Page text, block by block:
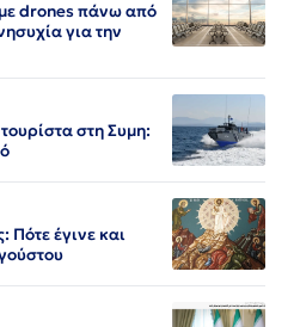
drones πάνω από
για την
στη Συμη:
έγινε και